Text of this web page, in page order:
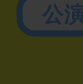
公